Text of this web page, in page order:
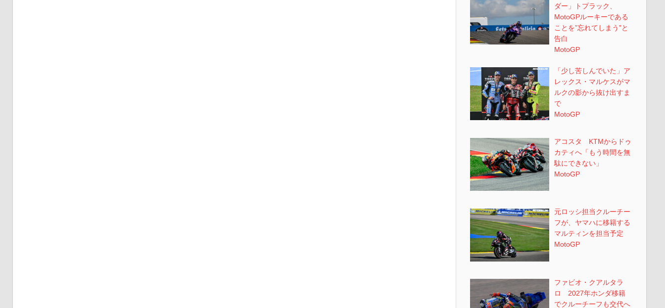
ダー」トプラック、
MotoGPルーキーである
ことを”忘れてしまう”と
告白
MotoGP
「少し苦しんでいた」ア
レックス・マルケスがマ
ルクの影から抜け出すま
で
MotoGP
アコスタ KTMからドゥ
カティへ「もう時間を無
駄にできない」
MotoGP
元ロッシ担当クルーチー
フが、ヤマハに移籍する
マルティンを担当予定
MotoGP
ファビオ・クアルタラ
ロ 2027年ホンダ移籍
でクルーチーフも交代へ